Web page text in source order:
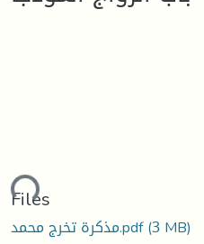
Files
مذكرة تخرج محمد.pdf(3 MB)